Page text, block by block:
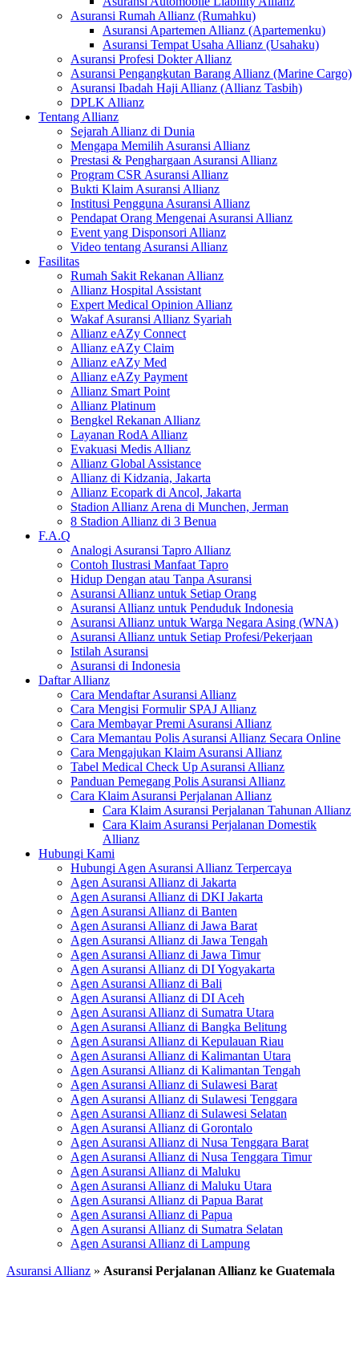
Asuransi Rumah Allianz (Rumahku)
Asuransi Apartemen Allianz (Apartemenku)
Asuransi Tempat Usaha Allianz (Usahaku)
Asuransi Profesi Dokter Allianz
Asuransi Pengangkutan Barang Allianz (Marine Cargo)
Asuransi Ibadah Haji Allianz (Allianz Tasbih)
DPLK Allianz
Tentang Allianz
Sejarah Allianz di Dunia
Mengapa Memilih Asuransi Allianz
Prestasi & Penghargaan Asuransi Allianz
Program CSR Asuransi Allianz
Bukti Klaim Asuransi Allianz
Institusi Pengguna Asuransi Allianz
Pendapat Orang Mengenai Asuransi Allianz
Event yang Disponsori Allianz
Video tentang Asuransi Allianz
Fasilitas
Rumah Sakit Rekanan Allianz
Allianz Hospital Assistant
Expert Medical Opinion Allianz
Wakaf Asuransi Allianz Syariah
Allianz eAZy Connect
Allianz eAZy Claim
Allianz eAZy Med
Allianz eAZy Payment
Allianz Smart Point
Allianz Platinum
Bengkel Rekanan Allianz
Layanan RodA Allianz
Evakuasi Medis Allianz
Allianz Global Assistance
Allianz di Kidzania, Jakarta
Allianz Ecopark di Ancol, Jakarta
Stadion Allianz Arena di Munchen, Jerman
8 Stadion Allianz di 3 Benua
F.A.Q
Analogi Asuransi Tapro Allianz
Contoh Ilustrasi Manfaat Tapro
Hidup Dengan atau Tanpa Asuransi
Asuransi Allianz untuk Setiap Orang
Asuransi Allianz untuk Penduduk Indonesia
Asuransi Allianz untuk Warga Negara Asing (WNA)
Asuransi Allianz untuk Setiap Profesi/Pekerjaan
Istilah Asuransi
Asuransi di Indonesia
Daftar Allianz
Cara Mendaftar Asuransi Allianz
Cara Mengisi Formulir SPAJ Allianz
Cara Membayar Premi Asuransi Allianz
Cara Memantau Polis Asuransi Allianz Secara Online
Cara Mengajukan Klaim Asuransi Allianz
Tabel Medical Check Up Asuransi Allianz
Panduan Pemegang Polis Asuransi Allianz
Cara Klaim Asuransi Perjalanan Allianz
Cara Klaim Asuransi Perjalanan Tahunan Allianz
Cara Klaim Asuransi Perjalanan Domestik
Allianz
Hubungi Kami
Hubungi Agen Asuransi Allianz Terpercaya
Agen Asuransi Allianz di Jakarta
Agen Asuransi Allianz di DKI Jakarta
Agen Asuransi Allianz di Banten
Agen Asuransi Allianz di Jawa Barat
Agen Asuransi Allianz di Jawa Tengah
Agen Asuransi Allianz di Jawa Timur
Agen Asuransi Allianz di DI Yogyakarta
Agen Asuransi Allianz di Bali
Agen Asuransi Allianz di DI Aceh
Agen Asuransi Allianz di Sumatra Utara
Agen Asuransi Allianz di Bangka Belitung
Agen Asuransi Allianz di Kepulauan Riau
Agen Asuransi Allianz di Kalimantan Utara
Agen Asuransi Allianz di Kalimantan Tengah
Agen Asuransi Allianz di Sulawesi Barat
Agen Asuransi Allianz di Sulawesi Tenggara
Agen Asuransi Allianz di Sulawesi Selatan
Agen Asuransi Allianz di Gorontalo
Agen Asuransi Allianz di Nusa Tenggara Barat
Agen Asuransi Allianz di Nusa Tenggara Timur
Agen Asuransi Allianz di Maluku
Agen Asuransi Allianz di Maluku Utara
Agen Asuransi Allianz di Papua Barat
Agen Asuransi Allianz di Papua
Agen Asuransi Allianz di Sumatra Selatan
Agen Asuransi Allianz di Lampung
Asuransi Allianz » Asuransi Perjalanan Allianz ke Guatemala